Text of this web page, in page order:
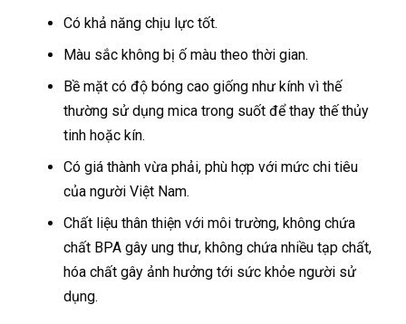
Có khả năng chịu lực tốt.
Màu sắc không bị ố màu theo thời gian.
Bề mặt có độ bóng cao giống như kính vì thế
thường sử dụng mica trong suốt để thay thế thủy
tinh hoặc kín.
Có giá thành vừa phải, phù hợp với mức chi tiêu
của người Việt Nam.
Chất liệu thân thiện với môi trường, không chứa
chất BPA gây ung thư, không chứa nhiều tạp chất,
hóa chất gây ảnh hưởng tới sức khỏe người sử
dụng.